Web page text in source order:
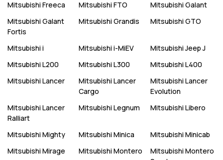
Mitsubishi Freeca Mitsubishi FTO Mitsubishi Galant
Mitsubishi Galant
Fortis
Mitsubishi Grandis Mitsubishi GTO
Mitsubishi i Mitsubishi i-MiEV MitsubishiJeep J
Mitsubishi L200 Mitsubishi L300 Mitsubishi L400
Mitsubishi Lancer Mitsubishi Lancer
Cargo
Mitsubishi Lancer
Evolution
Mitsubishi Lancer
Ralliart
Mitsubishi Legnum Mitsubishi Libero
Mitsubishi Mighty Mitsubishi Minica Mitsubishi Minicab
Mitsubishi Mirage Mitsubishi Montero Mitsubishi Montero